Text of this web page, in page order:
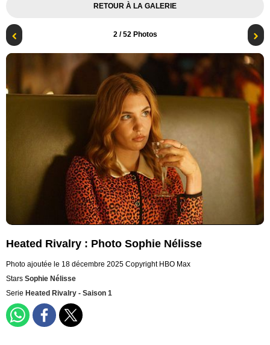
RETOUR À LA GALERIE
2/ 52 Photos
Heated Rivalry : Photo Sophie Nélisse
Photo ajoutée le 18 décembre 2025 Copyright HBO Max
Stars Sophie Nélisse
Serie Heated Rivalry - Saison 1